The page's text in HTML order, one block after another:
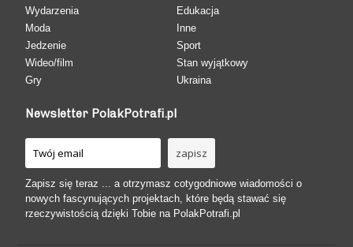
Wydarzenia
Moda
Jedzenie
Wideo/film
Gry
Edukacja
Inne
Sport
Stan wyjątkowy
Ukraina
Newsletter PolakPotrafi.pl
Zapisz się teraz ... a otrzymasz cotygodniowe wiadomości o
nowych fascynujących projektach, które będą stawać się
rzeczywistością dzięki Tobie na PolakPotrafi.pl